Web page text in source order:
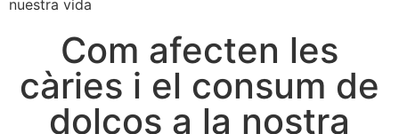
Com afecten les
càries i el consum de
dolços a la nostra